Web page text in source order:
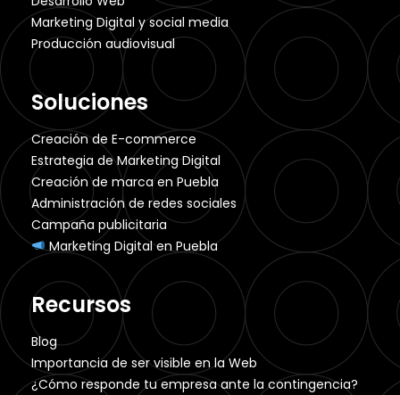
Marketing Digital y social media
Producción audiovisual
Soluciones
Creación de E-commerce
Estrategia de Marketing Digital
Creación de marca en Puebla
Administración de redes sociales
Campaña publicitaria
Marketing Digital en Puebla
Recursos
Blog
Importancia de ser visible en la Web
¿Cómo responde tu empresa ante la contingencia?